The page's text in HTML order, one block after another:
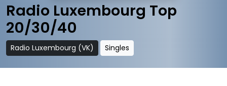
Radio Luxembourg Top
20/30/40
Radio Luxembourg (VK) Singles